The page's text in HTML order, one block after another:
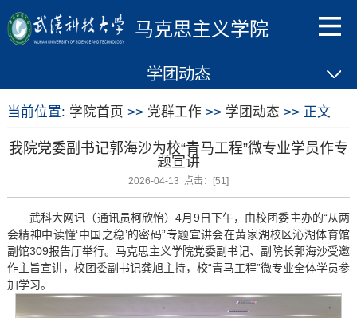
马克思主义学院
学团动态
当前位置: 学院首页 >> 党群工作 >> 学团动态 >> 正文
我院党委副书记郭海沙为校“青马工程”微专业学员作专
题宣讲
2026-04-13 点击：[51]
武科大网讯（通讯员柯欣怡）4月9日下午，由校团委主办的“从两
会精神中读懂‘中国之稳’的密码”专题宣讲会在黄家湖校区沁湖体育馆
副馆309报告厅举行。马克思主义学院党委副书记、副院长郭海沙受邀
作主旨宣讲，校团委副书记龚旭主持，校“青马工程”微专业全体学员参
加学习。